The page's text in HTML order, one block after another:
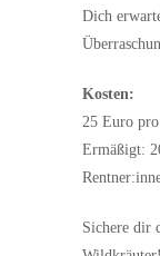
Dich
Kosten:
25 Euro pro
Ermäßigt:
Sichere dir